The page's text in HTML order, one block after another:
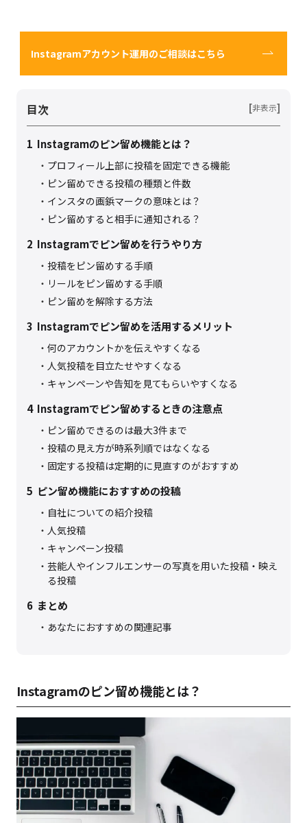
Instagramアカウント運用のご相談はこちら
目次 [非表示]
1 Instagramのピン留め機能とは？
プロフィール上部に投稿を固定できる機能
ピン留めできる投稿の種類と件数
インスタの画鋲マークの意味とは？
ピン留めすると相手に通知される？
2 Instagramでピン留めを行うやり方
投稿をピン留めする手順
リールをピン留めする手順
ピン留めを解除する方法
3 Instagramでピン留めを活用するメリット
何のアカウントかを伝えやすくなる
人気投稿を目立たせやすくなる
キャンペーンや告知を見てもらいやすくなる
4 Instagramでピン留めするときの注意点
ピン留めできるのは最大3件まで
投稿の見え方が時系列順ではなくなる
固定する投稿は定期的に見直すのがおすすめ
5 ピン留め機能におすすめの投稿
自社についての紹介投稿
人気投稿
キャンペーン投稿
芸能人やインフルエンサーの写真を用いた投稿・映え
る投稿
6 まとめ
あなたにおすすめの関連記事
Instagramのピン留め機能とは？